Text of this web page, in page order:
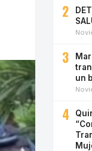
2
3
un
4